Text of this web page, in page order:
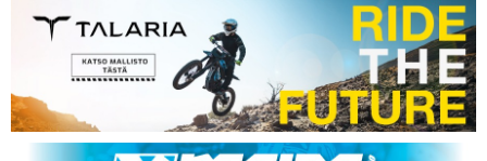
pääsisältöön